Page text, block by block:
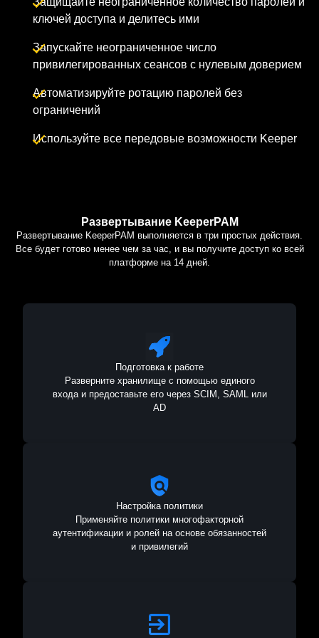
ключей доступа и делитесь ими
Запускайте неограниченное число
привилегированных сеансов с нулевым доверием
Автоматизируйте ротацию паролей без
ограничений
Используйте все передовые возможности Keeper
Развертывание KeeperPAM
Развертывание KeeperPAM выполняется в три простых действия.
Все будет готово менее чем за час, и вы получите доступ ко всей
платформе на 14 дней.
Подготовка к работе
Разверните хранилище с помощью единого
входа и предоставьте его через SCIM, SAML или
AD
Настройка политики
Применяйте политики многофакторной
аутентификации и ролей на основе обязанностей
и привилегий